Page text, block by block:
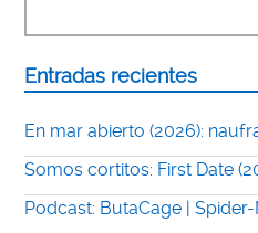
Entradas recientes
En mar abierto (2026):
Somos cortitos: First Date
Podcast: ButaCage |